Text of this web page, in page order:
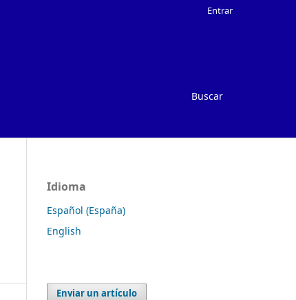
Buscar
Entrar
Idioma
Español (España)
English
Enviar un artículo